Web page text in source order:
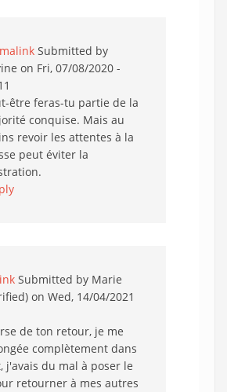
Submitted by
on Fri, 07/08/2020 -
être feras-tu partie de la
conquise. Mais au
revoir les attentes à la
peut éviter la
Submitted by Marie
on Wed, 14/04/2021
de ton retour, je me
complètement dans
j'avais du mal à poser le
retourner à mes autres